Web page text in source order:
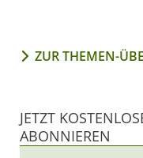
ZUR THEMEN-
JETZT
ABONNIEREN